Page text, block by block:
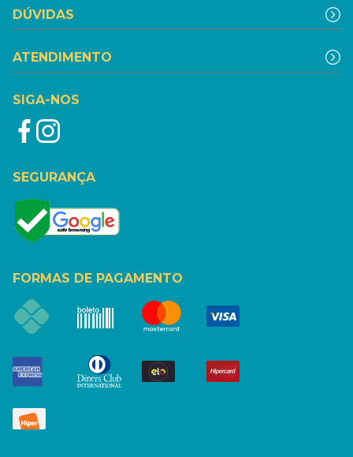
DÚVIDAS
ATENDIMENTO
SIGA-NOS
SEGURANÇA
FORMAS DE PAGAMENTO